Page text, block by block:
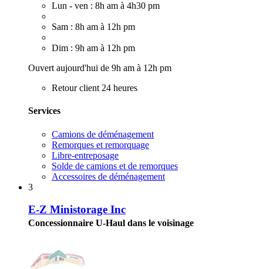
Lun - ven : 8h am à 4h30 pm
Sam : 8h am à 12h pm
Dim : 9h am à 12h pm
Ouvert aujourd'hui de 9h am à 12h pm
Retour client 24 heures
Services
Camions de déménagement
Remorques et remorquage
Libre-entreposage
Solde de camions et de remorques
Accessoires de déménagement
3
E-Z Ministorage Inc
Concessionnaire U-Haul dans le voisinage